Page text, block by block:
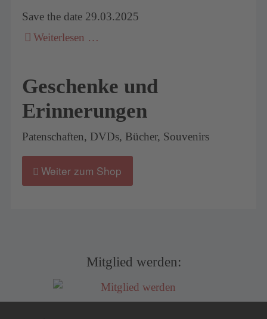
Save the date 29.03.2025
Weiterlesen …
Geschenke und
Erinnerungen
Patenschaften, DVDs, Bücher, Souvenirs
Weiter zum Shop
Mitglied werden: